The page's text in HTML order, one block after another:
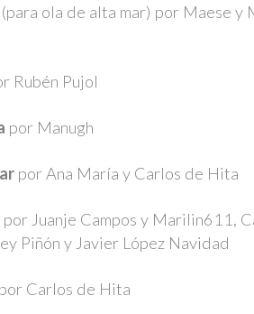
ola de alta mar) por Maese y
Rubén Pujol
por Manugh
por Ana María y Carlos de Hita
por Juanje Campos y Marilin611,
Piñón y Javier López Navidad
por Carlos de Hita